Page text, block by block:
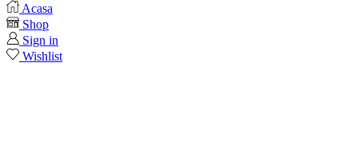
Acasa
Shop
Sign in
Wishlist